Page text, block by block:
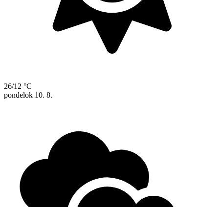
26/12 °C
pondelok 10. 8.